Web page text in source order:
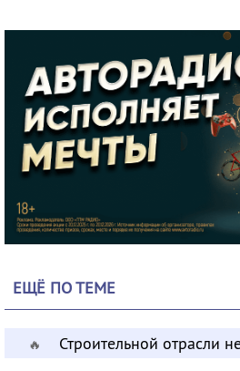
ЕЩЁ ПО ТЕМЕ
🔥 Строительной отрасли